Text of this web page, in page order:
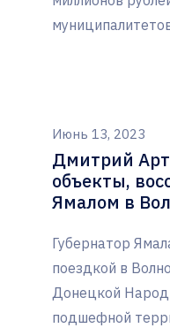
Июнь 13, 2023
Дмитрий
объекты,
Ямалом в
Губернатор
поездкой в
Донецкой
подшефной